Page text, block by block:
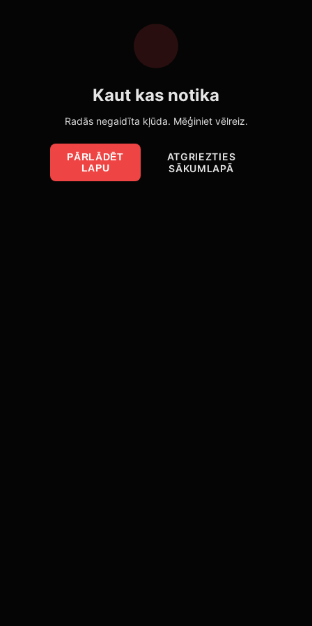
Kaut kas notika
Radās negaidīta kļūda. Mēģiniet vēlreiz.
PĀRLĀDĒT
LAPU
ATGRIEZTIES
SĀKUMLAPĀ